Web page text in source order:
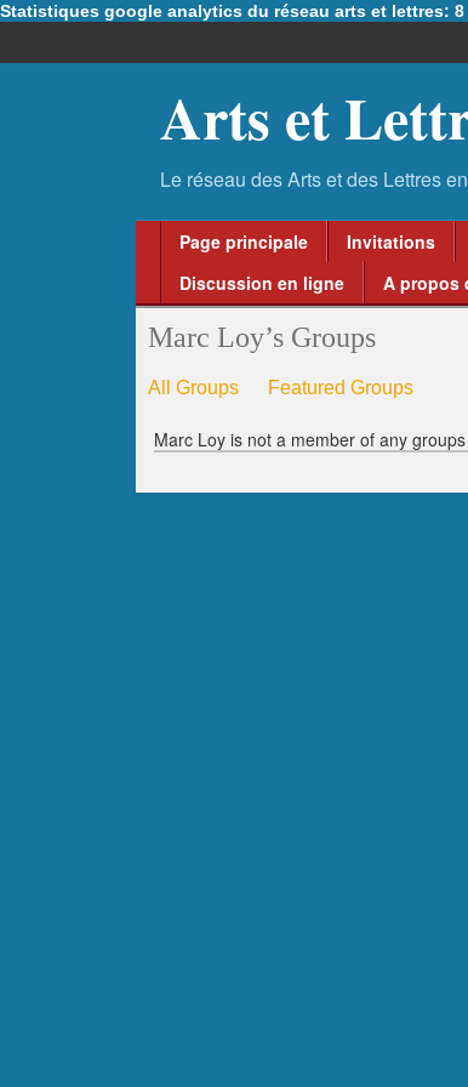
Statistiques google analytics du réseau arts et lettres:
Arts et
Page principale Invitations
Discussion en ligne
A propos
Marc Loy’s Groups
All Groups Featured Groups
Marc Loy is not a member of any